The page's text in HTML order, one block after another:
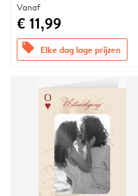
Vanaf
€ 11,99
offers Elke dag lage prijzen